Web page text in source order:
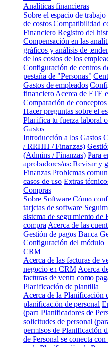
Analíticas financieras
Sobre el espacio de
de costos Compatibilidad
Financiero Registro del
Compensación en las
gráficos y análisis de
de los costos de los
Configuración de centros
pestaña de "Personas"
Gastos de empleados
financiero Acerca de FTE
Comparación de
Hacer preguntas sobre el
Planifica tu fuerza laboral
Gastos
Introducción a los Gastos
/ RRHH / Finanzas)
(Admins / Finanzas) Para
aprobadores/as: Revisar y
Finanzas Problemas
casos de uso Extras
Compras
Sobre Software Cómo
tarjetas de software
sistema de seguimiento de
compra Acerca de las
Gestión de pagos Banca
Configuración del módulo
CRM
Acerca de las facturas de
negocio en CRM Acerca
facturas de venta como
Planificación de plantilla
Acerca de la Planificación
planificación de personal
(para Planificadores de
solicitudes de personal
permisos de Planificación
de Personal se conecta